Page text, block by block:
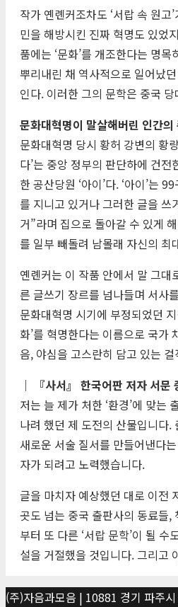
작가 옌롄커조차도 ‘서랍 속 원
민을 해방시킨 진짜 혁명도 있었
품에는 ‘문화’를 개조한다는 명
뿌리내린 채 역사적으로 일어났
인다. 이러한 그의 문학은 중국
문화대혁명이 말살해버린 인간
문화대혁명 당시 황허 강변의 황
다’는 중앙 정부의 판단하에 건
한 공산당원 ‘아이’다. ‘아이’는
를 지니고 있거나 그러한 글을 쓰
거”라며 집으로 돌아갈 수 있게
를 일부 빼돌려 남몰래 자신의
옌롄커는 이 작품 안에서 말 그
른 글쓰기 장르를 넘나들며 서사
문화대혁명 시기에 부정되었던
화’를 혁명한다는 이름으로 국
음, 야심을 고스란히 담고 있는
｜ 『사서』 한국어판 저자 서문
저는 늘 제가 처한 ‘환경’에 맞는
나려 했던 제 도전의 산물입니다
새로운 서술 질서를 만들어낸다
자가 되려고 노력했습니다.
글을 마치자 예상했던 대로 이전
곳도 넘는 중국 출판사의 동료들
부터 또 다른 ‘서랍 문학’이 될
설을 거절했을 것입니다. 그리고
(주)자음과모음 | 10881 경기 파주